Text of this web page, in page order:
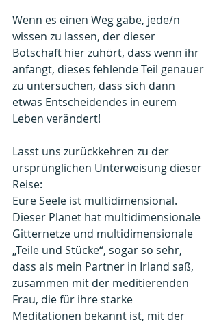
Wenn es einen Weg gäbe, jede/n
wissen zu lassen, der dieser
Botschaft hier zuhört, dass wenn ihr
anfangt, dieses fehlende Teil genauer
zu untersuchen, dass sich dann
etwas Entscheidendes in eurem
Leben verändert!
Lasst uns zurückkehren zu der
ursprünglichen Unterweisung dieser
Reise:
Eure Seele ist multidimensional.
Dieser Planet hat multidimensionale
Gitternetze und multidimensionale
„Teile und Stücke“, sogar so sehr,
dass als mein Partner in Irland saß,
zusammen mit der meditierenden
Frau, die für ihre starke
Meditationen bekannt ist, mit der